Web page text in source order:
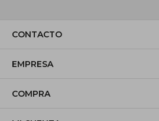
CONTACTO
EMPRESA
COMPRA